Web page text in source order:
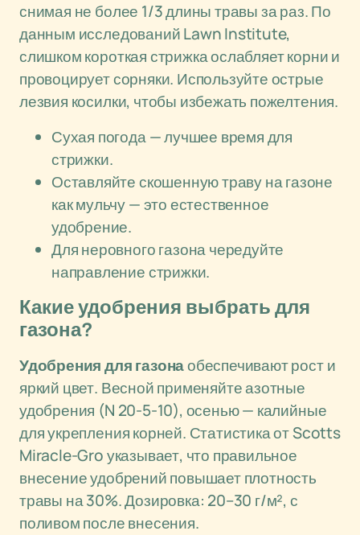
снимая не более 1/3 длины травы за раз. По
данным исследований Lawn Institute,
слишком короткая стрижка ослабляет корни и
провоцирует сорняки. Используйте острые
лезвия косилки, чтобы избежать пожелтения.
Сухая погода — лучшее время для
стрижки.
Оставляйте скошенную траву на газоне
как мульчу — это естественное
удобрение.
Для неровного газона чередуйте
направление стрижки.
Какие удобрения выбрать для
газона?
Удобрения для газонаобеспечивают рост и
яркий цвет. Весной применяйте азотные
удобрения (N 20-5-10), осенью — калийные
для укрепления корней. Статистика от Scotts
Miracle-Gro указывает, что правильное
внесение удобрений повышает плотность
травы на 30%. Дозировка: 20–30 г/м², с
поливом после внесения.